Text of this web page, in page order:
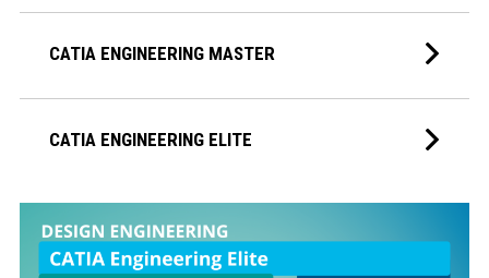
CATIA ENGINEERING MASTER
CATIA ENGINEERING ELITE